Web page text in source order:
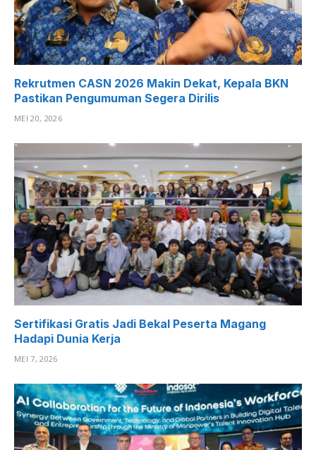
Rekrutmen CASN 2026 Makin Dekat, Kepala BKN
Pastikan Pengumuman Segera Dirilis
MEI 20, 2026
Sertifikasi Gratis Jadi Bekal Peserta Magang
Hadapi Dunia Kerja
MEI 7, 2026